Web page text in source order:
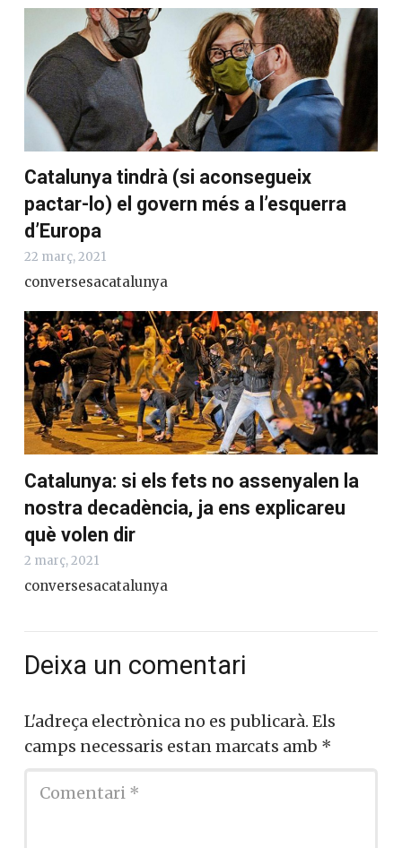
Catalunya tindrà (si aconsegueix
pactar-lo) el govern més a l’esquerra
d’Europa
22 març, 2021
conversesacatalunya
Catalunya: si els fets no assenyalen la
nostra decadència, ja ens explicareu
què volen dir
2 març, 2021
conversesacatalunya
Deixa un comentari
L'adreça electrònica no es publicarà. Els
camps necessaris estan marcats amb *